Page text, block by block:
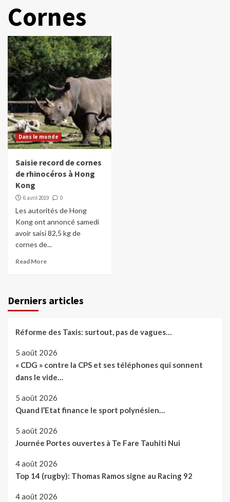
Cornes
Dans le monde
Saisie record de cornes
de rhinocéros à Hong
Kong
6 avril 2019 0
Les autorités de Hong
Kong ont annoncé samedi
avoir saisi 82,5 kg de
cornes de...
Read More
Derniers articles
Réforme des Taxis: surtout, pas de vagues…
5 août 2026
« CDG » contre la CPS et ses téléphones qui sonnent
dans le vide…
5 août 2026
Quand l’Etat finance le sport polynésien…
5 août 2026
Journée Portes ouvertes à Te Fare Tauhiti Nui
4 août 2026
Top 14 (rugby): Thomas Ramos signe au Racing 92
4 août 2026